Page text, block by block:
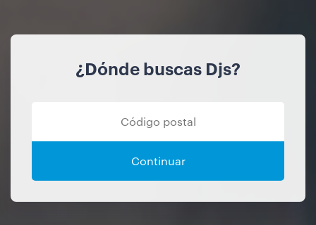
¿Dónde buscas Djs?
Continuar